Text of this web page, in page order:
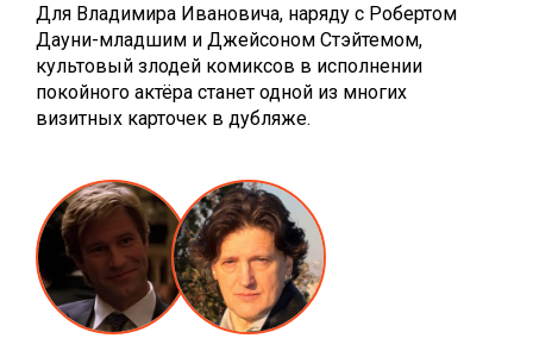
Для Владимира Ивановича, наряду с Робертом
Дауни-младшим и Джейсоном Стэйтемом,
культовый злодей комиксов в исполнении
покойного актёра станет одной из многих
визитных карточек в дубляже.